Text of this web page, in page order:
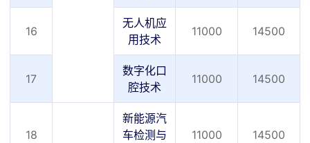
16
无人机应
用技术
11000 14500
17
数字化口
腔技术
11000 14500
18
新能源汽
车检测与
11000 14500